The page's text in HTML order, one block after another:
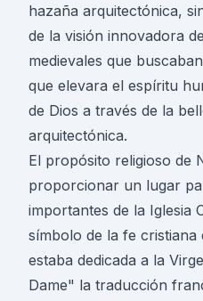
hazaña arquitectónica,
de la visión innovadora
medievales que
que elevara el espíritu
de Dios a través de la
arquitectónica.
El propósito religioso de
proporcionar un lugar
importantes de la Iglesia
símbolo de la fe
estaba dedicada a la
Dame" la traducción